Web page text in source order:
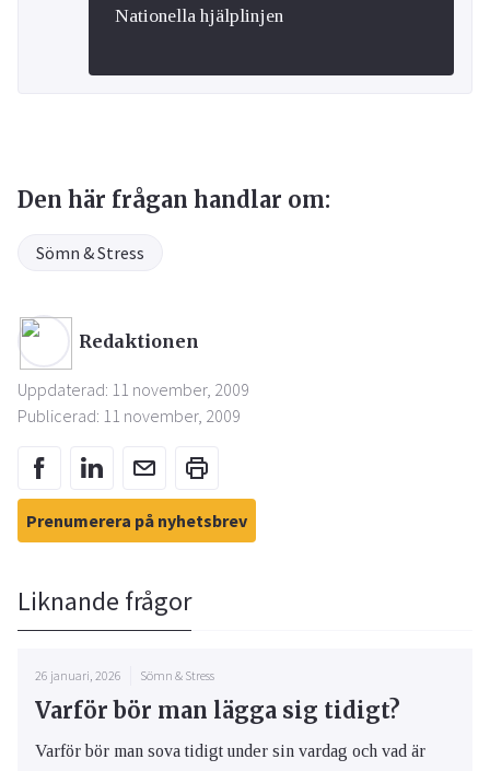
Nationella hjälplinjen
Den här frågan handlar om:
Sömn & Stress
Redaktionen
Uppdaterad: 11 november, 2009
Publicerad: 11 november, 2009
Prenumerera på nyhetsbrev
Liknande frågor
26 januari, 2026 Sömn & Stress
Varför bör man lägga sig tidigt?
Varför bör man sova tidigt under sin vardag och vad är